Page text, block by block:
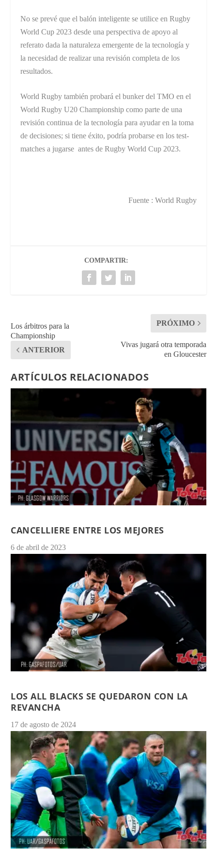
No se prevé que el balón inteligente se utilice en Rugby
World Cup 2023 desde una perspectiva de apoyo al
referato dada la naturaleza emergente de la tecnología y
la necesidad de realizar una revisión completa de los
resultados.
World Rugby también probará el bunker del TMO en el
World Rugby U20 Championship como parte de una
revisión continua de la tecnología para ayudar en la toma
de decisiones; si tiene éxito, podría probarse en los test-
matches a jugarse antes de Rugby World Cup 2023.
Fuente : World Rugby
COMPARTIR:
Los árbitros para la
Championship
ANTERIOR
PRÓXIMO
Vivas jugará otra temporada
en Gloucester
ARTÍCULOS RELACIONADOS
CANCELLIERE ENTRE LOS MEJORES
6 de abril de 2023
LOS ALL BLACKS SE QUEDARON CON LA
REVANCHA
17 de agosto de 2024